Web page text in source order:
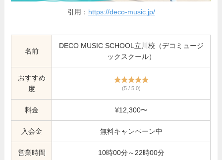
引用： https://deco-music.jp/
名前
DECO MUSIC SCHOOL立川校（デコミュージ
ックスクール）
おすすめ
度
(5 / 5.0)
料金 ¥12,300〜
入会金 無料キャンペーン中
営業時間 10時00分～22時00分